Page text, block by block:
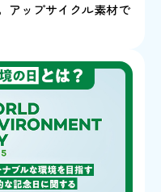
アップサイクル素材で